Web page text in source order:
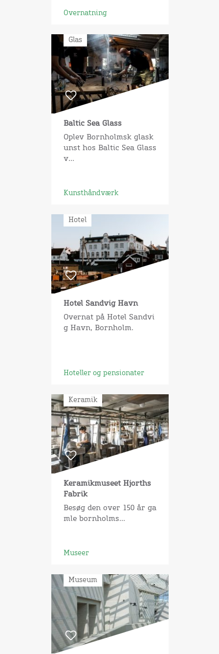
Overnatning
Glas
Baltic Sea Glass
Oplev Bornholmsk glask
unst hos Baltic Sea Glass
v...
Kunsthåndværk
Hotel
Hotel Sandvig Havn
Overnat på Hotel Sandvi
g Havn, Bornholm.
Hoteller og pensionater
Keramik
Keramikmuseet Hjorths
Fabrik
Besøg den over 150 år ga
mle bornholms...
Museer
Museum